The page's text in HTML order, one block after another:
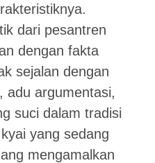
dari pesantren
dengan fakta
sejalan dengan
adu argumentasi,
suci dalam tradisi
yang sedang
mengamalkan